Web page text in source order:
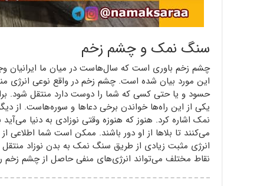
سنگ نمک و چشم زخم
چشم زخم باوری است که سال‌هاست در میان ما ایرانیان
این مورد بیان شده است. چشم زخم در واقع نوعی
حسود و یا حتی کسی که شما را دوست دارد منتقل شود.
یکی از این راه‌ها خواندن برخی دعاها و سوره‌هاست. از
نمک اشاره کرد. هنوز که هنوزه وقتی نوزادی به دنیا
می‌کنند تا بلاها از او دور باشند. ممکن است شما اطلاعی
انرژی مثبت زیادی از طریق سنگ نمک به بدن نوزاد
نقاط مختلف می‌تواند انرژی‌های منفی حاصل از چشم زخم